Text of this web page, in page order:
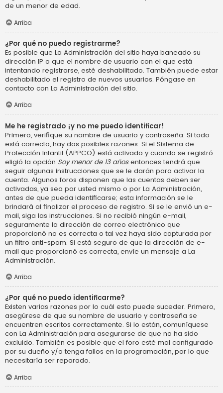
de un menor de edad.
Arriba
¿Por qué no puedo registrarme?
Es posible que La Administración del sitio haya baneado su
dirección IP o que el nombre de usuario con el que está
intentando registrarse, esté deshabilitado. También puede estar
deshabilitado el registro de nuevos usuarios. Póngase en
contacto con La Administración del sitio.
Arriba
Me he registrado ¡y no me puedo identificar!
Primero, verifique su nombre de usuario y contraseña. Si todo
está correcto, hay dos posibles razones. Si el Sistema de
Protección Infantil (APPCO) está activado y cuando se registró
eligió la opción Soy menor de 13 añosentonces tendrá que
seguir algunas instrucciones que se le darán para activar la
cuenta. Algunos foros disponen que las cuentas deben ser
activadas, ya sea por usted mismo o por La Administración,
antes de que pueda identificarse; esta información se le
brindará al finalizar el proceso de registro. Si se le envió un e-
mail, siga las instrucciones. Si no recibió ningún e-mail,
seguramente la dirección de correo electrónico que
proporcionó no es correcta o tal vez haya sido capturada por
un filtro anti-spam. Si está seguro de que la dirección de e-
mail que proporcionó es correcta, envíe un mensaje a La
Administración.
Arriba
¿Por qué no puedo identificarme?
Existen varias razones por lo cuál esto puede suceder. Primero,
asegúrese de que su nombre de usuario y contraseña se
encuentren escritos correctamente. Si lo están, comuníquese
con La Administración para asegurarse de que no ha sido
excluido. También es posible que el foro esté mal configurado
por su dueño y/o tenga fallos en la programación, por lo que
necesitaría ser reparado.
Arriba